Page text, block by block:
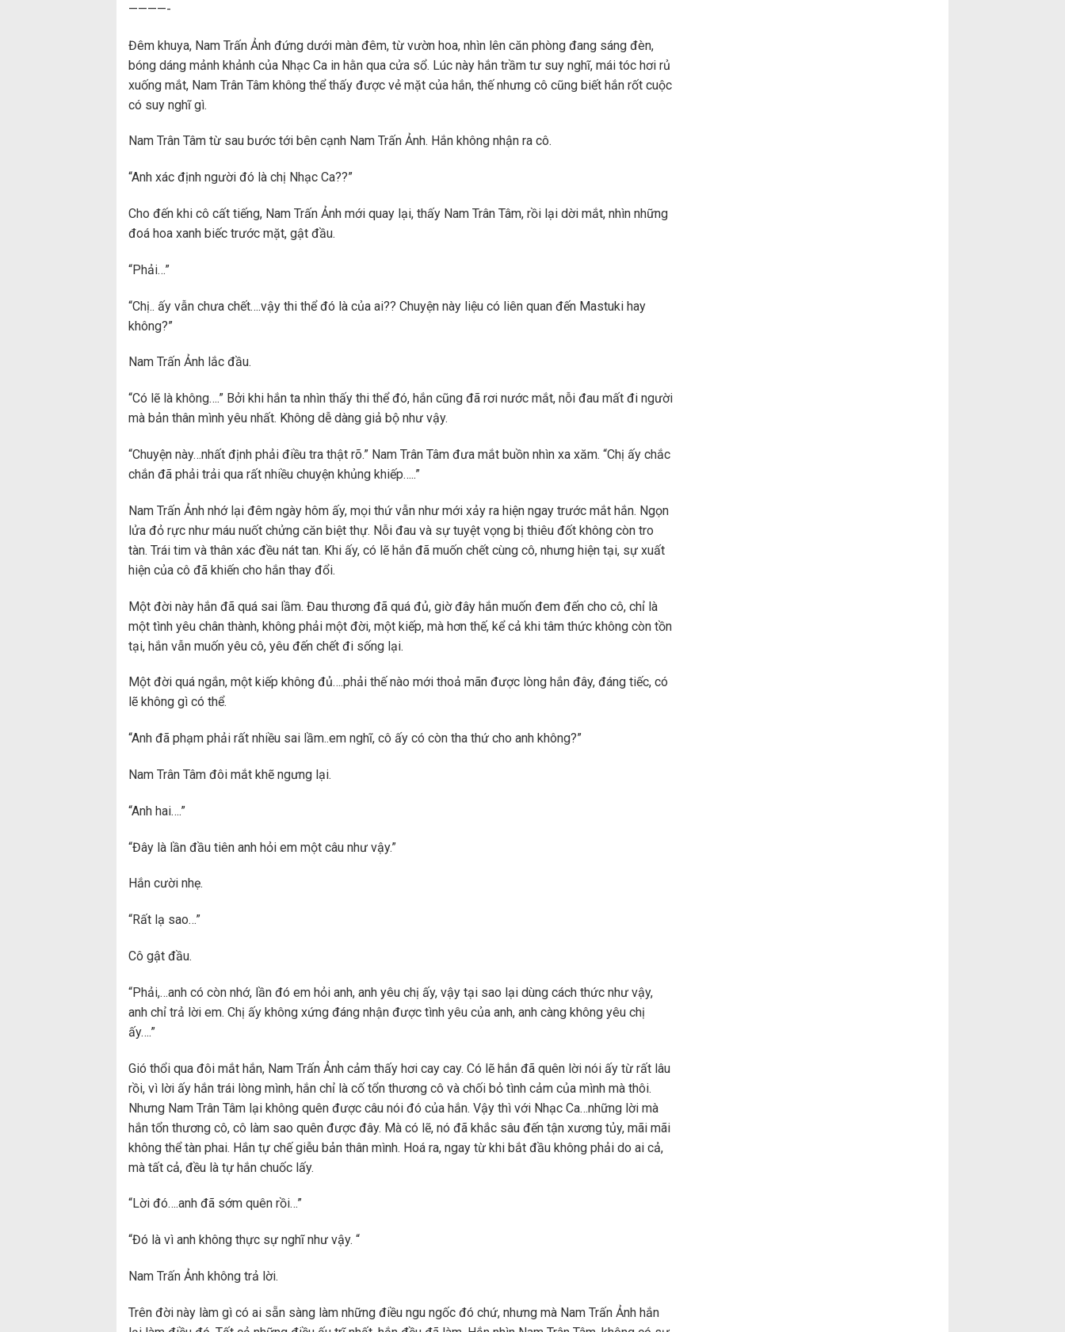
————-
Đêm khuya, Nam Trấn Ảnh đứng dưới màn đêm, từ vườn hoa, nhìn lên căn phòng đang sáng đèn,
bóng dáng mảnh khảnh của Nhạc Ca in hằn qua cửa sổ. Lúc này hắn trầm tư suy nghĩ, mái tóc hơi rủ
xuống mắt, Nam Trân Tâm không thể thấy được vẻ mặt của hắn, thế nhưng cô cũng biết hắn rốt cuộc
có suy nghĩ gì.
Nam Trân Tâm từ sau bước tới bên cạnh Nam Trấn Ảnh. Hắn không nhận ra cô.
“Anh xác định người đó là chị Nhạc Ca??”
Cho đến khi cô cất tiếng, Nam Trấn Ảnh mới quay lại, thấy Nam Trân Tâm, rồi lại dời mắt, nhìn những
đoá hoa xanh biếc trước mặt, gật đầu.
“Phải…”
“Chị.. ấy vẫn chưa chết….vậy thi thể đó là của ai?? Chuyện này liệu có liên quan đến Mastuki hay
không?”
Nam Trấn Ảnh lắc đầu.
“Có lẽ là không….” Bởi khi hắn ta nhìn thấy thi thể đó, hắn cũng đã rơi nước mắt, nỗi đau mất đi người
mà bản thân mình yêu nhất. Không dễ dàng giả bộ như vậy.
“Chuyện này…nhất định phải điều tra thật rõ.” Nam Trân Tâm đưa mắt buồn nhìn xa xăm. “Chị ấy chắc
chắn đã phải trải qua rất nhiều chuyện khủng khiếp…..”
Nam Trấn Ảnh nhớ lại đêm ngày hôm ấy, mọi thứ vẫn như mới xảy ra hiện ngay trước mắt hắn. Ngọn
lửa đỏ rực như máu nuốt chửng căn biệt thự. Nỗi đau và sự tuyệt vọng bị thiêu đốt không còn tro
tàn. Trái tim và thân xác đều nát tan. Khi ấy, có lẽ hắn đã muốn chết cùng cô, nhưng hiện tại, sự xuất
hiện của cô đã khiến cho hắn thay đổi.
Một đời này hắn đã quá sai lầm. Đau thương đã quá đủ, giờ đây hắn muốn đem đến cho cô, chỉ là
một tình yêu chân thành, không phải một đời, một kiếp, mà hơn thế, kể cả khi tâm thức không còn tồn
tại, hắn vẫn muốn yêu cô, yêu đến chết đi sống lại.
Một đời quá ngắn, một kiếp không đủ….phải thế nào mới thoả mãn được lòng hắn đây, đáng tiếc, có
lẽ không gì có thể.
“Anh đã phạm phải rất nhiều sai lầm..em nghĩ, cô ấy có còn tha thứ cho anh không?”
Nam Trân Tâm đôi mắt khẽ ngưng lại.
“Anh hai….”
“Đây là lần đầu tiên anh hỏi em một câu như vậy.”
Hắn cười nhẹ.
“Rất lạ sao…”
Cô gật đầu.
“Phải,…anh có còn nhớ, lần đó em hỏi anh, anh yêu chị ấy, vậy tại sao lại dùng cách thức như vậy,
anh chỉ trả lời em. Chị ấy không xứng đáng nhận được tình yêu của anh, anh càng không yêu chị
ấy….”
Gió thổi qua đôi mắt hắn, Nam Trấn Ảnh cảm thấy hơi cay cay. Có lẽ hắn đã quên lời nói ấy từ rất lâu
rồi, vì lời ấy hắn trái lòng mình, hắn chỉ là cố tổn thương cô và chối bỏ tình cảm của mình mà thôi.
Nhưng Nam Trân Tâm lại không quên được câu nói đó của hắn. Vậy thì với Nhạc Ca…những lời mà
hắn tổn thương cô, cô làm sao quên được đây. Mà có lẽ, nó đã khắc sâu đến tận xương tủy, mãi mãi
không thể tàn phai. Hắn tự chế giễu bản thân mình. Hoá ra, ngay từ khi bắt đầu không phải do ai cả,
mà tất cả, đều là tự hắn chuốc lấy.
“Lời đó….anh đã sớm quên rồi…”
“Đó là vì anh không thực sự nghĩ như vậy. “
Nam Trấn Ảnh không trả lời.
Trên đời này làm gì có ai sẵn sàng làm những điều ngu ngốc đó chứ, nhưng mà Nam Trấn Ảnh hắn